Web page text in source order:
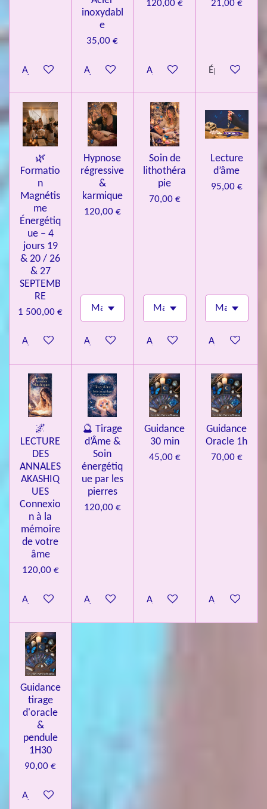
é
t
l
e
s
Ajouter au panier
inoxydabl
e
35,00 €
Ajouter au panier
120,00 €
Ajouter au panier
21,00 €
Épuisé
🌿
Formatio
n
Magnétis
me
Énergétiq
ue – 4
jours 19
& 20 / 26
& 27
SEPTEMB
RE
1 500,00 €
Ajouter au panier
Hypnose
régressive
&
karmique
120,00 €
Ajouter au panier
Soin de
lithothéra
pie
70,00 €
Ajouter au panier
Lecture
d’âme
95,00 €
Ajouter au
🌌
LECTURE
DES
ANNALES
AKASHIQ
UES
Connexio
n à la
mémoire
de votre
âme
120,00 €
Ajouter au panier
🔮 Tirage
d’Âme &
Soin
énergétiq
ue par les
pierres
120,00 €
Ajouter au panier
Guidance
30 min
45,00 €
Ajouter au panier
Guidance
Oracle 1h
70,00 €
Ajouter au
Guidance
tirage
d'oracle
&
pendule
1H30
90,00 €
Ajouter au panier